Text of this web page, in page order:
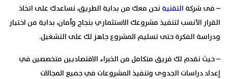
–فى شركة التقنية نحن معك من بداية الطريق، نساعدك على اتخاذ
القرار الأنسب لتنفيذ مشروعك الاستثماري بنجاح وأمان، بداية من اختيار
ودراسة الفكرة حتى تسليم المشروع جاهز لك على التشغيل.
–حيث نقدم لك فريق متكامل من الخبراء الاقتصاديين متخصصين في
إعداد دراسات الجدوى وتنفيذ المشروعات في جميع المجالات